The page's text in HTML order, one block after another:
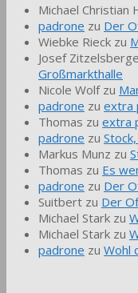
Michael Christian
padrone zu Der
Wiebke Rieck zu
Josef
Großmarkthalle
Nicole Wolfzu
padrone zu extra
Thomas zu extra
padrone zu
Markus Munz zu
Thomas zu Es
padrone zu Der
Suitbert zu Der
Michael Stark zu
Michael Stark zu
padrone zu Wohl